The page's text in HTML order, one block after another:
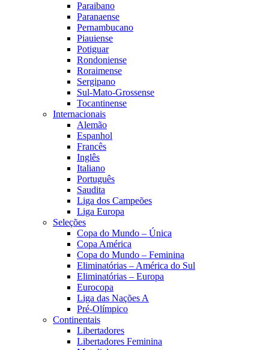
Paraibano
Paranaense
Pernambucano
Piauiense
Potiguar
Rondoniense
Roraimense
Sergipano
Sul-Mato-Grossense
Tocantinense
Internacionais
Alemão
Espanhol
Francês
Inglês
Italiano
Português
Saudita
Liga dos Campeões
Liga Europa
Seleções
Copa do Mundo – Única
Copa América
Copa do Mundo – Feminina
Eliminatórias – América do Sul
Eliminatórias – Europa
Eurocopa
Liga das Nações A
Pré-Olímpico
Continentais
Libertadores
Libertadores Feminina